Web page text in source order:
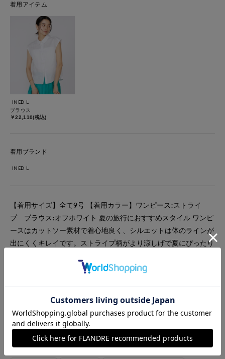
着用アイテム
INED L
ブラウス
￥22,110(税込)
着用ブランド
INED L
【着用サイズ】全て9号 【着用カラー】ワンピース:ストライ
プ ブラウス:オフホワイト 夏の旅行におすすめスタイル ワンピ
ースはカットソー素材で着心地良く、シルエットは体のラインが
出にくくキレイです。ストライプ柄がより涼しげで夏にぴったり
カバーしてくれて、半袖カーディガン代わりに着てみました。
#アクセサリー #休日 #女子会 #デート
#ウォッシャブル #イージーケア #リネン
#ストライプ #骨格ナチュラル #旅行